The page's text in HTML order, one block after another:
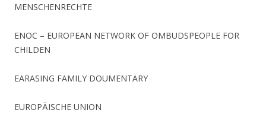
MENSCHENRECHTE
ENOC – EUROPEAN NETWORK OF OMBUDSPEOPLE FOR
CHILDEN
EARASING FAMILY DOUMENTARY
EUROPÄISCHE UNION